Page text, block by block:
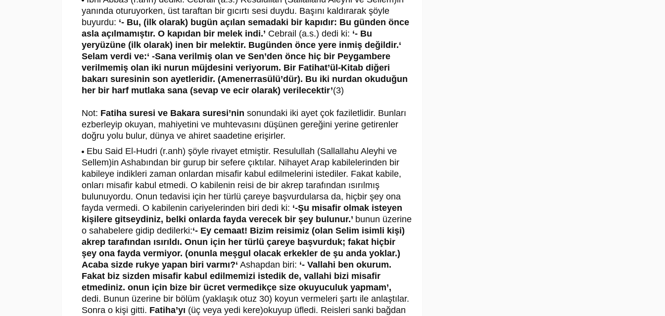
yanında oturuyorken, üst taraftan bir gıcırtı sesi duydu. Başını kaldırarak şöyle
buyurdu: ‘- Bu, (ilk olarak) bugün açılan semadaki bir kapıdır: Bu günden önce
asla açılmamıştır. O kapıdan bir melek indi.’ Cebrail (a.s.) dedi ki: ‘- Bu
yeryüzüne (ilk olarak) inen bir melektir. Bugünden önce yere inmiş değildir.‘
Selam verdi ve:‘ -Sana verilmiş olan ve Sen’den önce hiç bir Peygambere
verilmemiş olan iki nurun müjdesini veriyorum. Bir Fatihat’ül-Kitab diğeri
bakarı suresinin son ayetleridir. (Amenerrasülü’dür). Bu iki nurdan okuduğun
her bir harf mutlaka sana (sevap ve ecir olarak) verilecektir’(3)
Not: Fatiha suresi ve Bakara suresi’nin sonundaki iki ayet çok faziletlidir. Bunları
ezberleyip okuyan, mahiyetini ve muhtevasını düşünen gereğini yerine getirenler
doğru yolu bulur, dünya ve ahiret saadetine erişirler.
Ebu Said El-Hudri (r.anh) şöyle rivayet etmiştir. Resulullah (Sallallahu Aleyhi ve
Sellem)in Ashabından bir gurup bir sefere çıktılar. Nihayet Arap kabilelerinden bir
kabileye indikleri zaman onlardan misafir kabul edilmelerini istediler. Fakat kabile,
onları misafir kabul etmedi. O kabilenin reisi de bir akrep tarafından ısırılmış
bulunuyordu. Onun tedavisi için her türlü çareye başvurdularsa da, hiçbir şey ona
fayda vermedi. O kabilenin cariyelerinden biri dedi ki: ‘-Şu misafir olmak isteyen
kişilere gitseydiniz, belki onlarda fayda verecek bir şey bulunur.’ bunun üzerine
o sahabelere gidip dedilerki:‘- Ey cemaat! Bizim reisimiz (olan Selim isimli kişi)
akrep tarafından ısırıldı. Onun için her türlü çareye başvurduk; fakat hiçbir
şey ona fayda vermiyor. (onunla meşgul olacak erkekler de şu anda yoklar.)
Acaba sizde rukye yapan biri varmı?‘ Ashapdan biri: ‘- Vallahi ben okurum.
Fakat biz sizden misafir kabul edilmemizi istedik de, vallahi bizi misafir
etmediniz. onun için bize bir ücret vermedikçe size okuyuculuk yapmam’,
dedi. Bunun üzerine bir bölüm (yaklaşık otuz 30) koyun vermeleri şartı ile anlaştılar.
Sonra o kişi gitti. Fatiha’yı (üç veya yedi kere)okuyup üfledi. Reisleri sanki bağdan